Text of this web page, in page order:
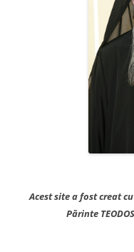
Acest site a fost creat
Părinte